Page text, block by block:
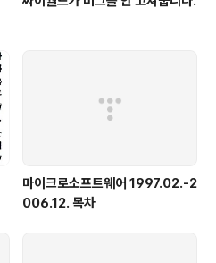
마이크로소프트웨어 1997.02.-2
006.12. 목차